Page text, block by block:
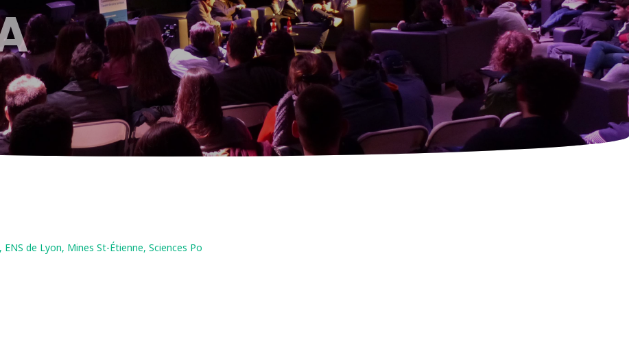
de Lyon, Mines St-Étienne, Sciences Po